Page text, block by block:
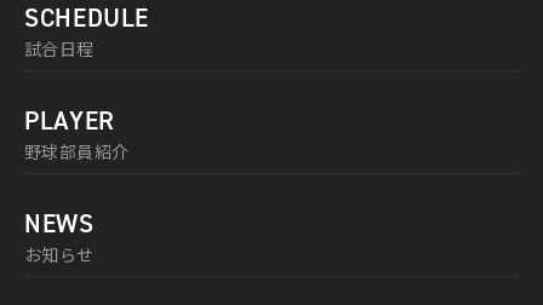
SCHEDULE
試合日程
PLAYER
野球部員紹介
NEWS
お知らせ